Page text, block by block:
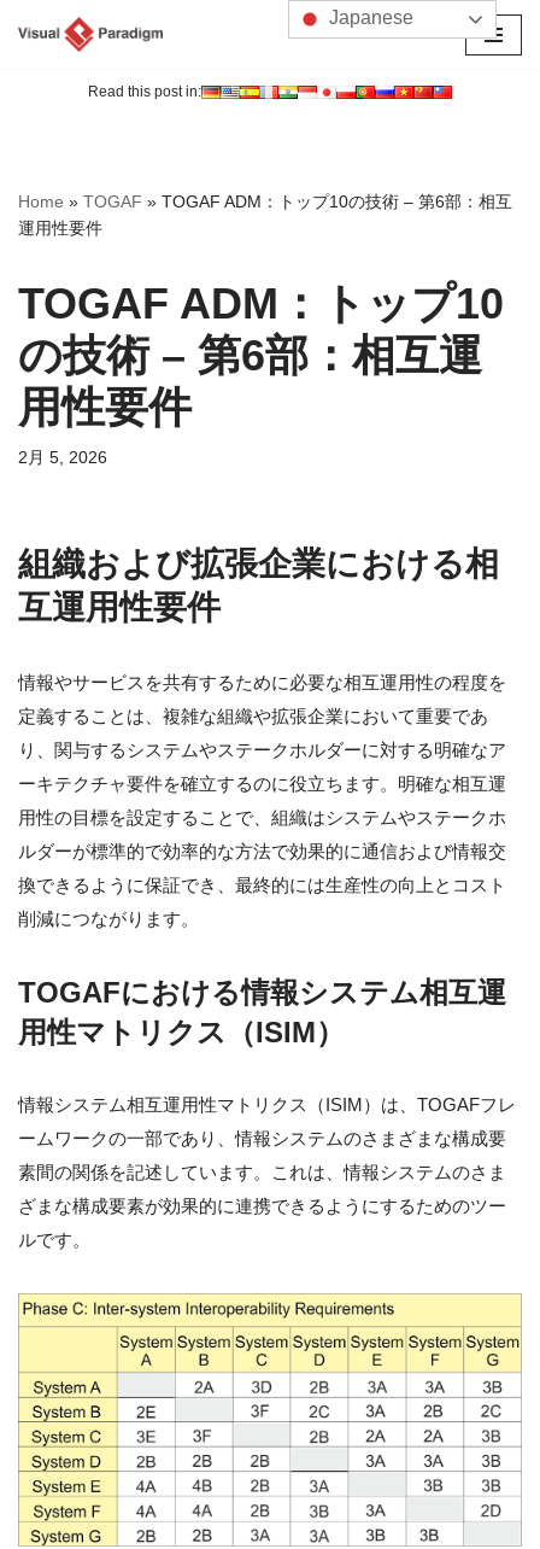
へ
ス
ッ
プ
Read this post in:
Home » TOGAF » TOGAF ADM：トップ10の技術 – 第6部：相互
運用性要件
TOGAF ADM：トップ10
の技術 – 第6部：相互運
用性要件
2月 5, 2026
組織および拡張企業における相
互運用性要件
情報やサービスを共有するために必要な相互運用性の程度を
定義することは、複雑な組織や拡張企業において重要であ
り、関与するシステムやステークホルダーに対する明確なア
ーキテクチャ要件を確立するのに役立ちます。明確な相互運
用性の目標を設定することで、組織はシステムやステークホ
ルダーが標準的で効率的な方法で効果的に通信および情報交
換できるように保証でき、最終的には生産性の向上とコスト
削減につながります。
TOGAFにおける情報システム相互運
用性マトリクス（ISIM）
情報システム相互運用性マトリクス（ISIM）は、TOGAFフレ
ームワークの一部であり、情報システムのさまざまな構成要
素間の関係を記述しています。これは、情報システムのさま
ざまな構成要素が効果的に連携できるようにするためのツー
ルです。
Japanese